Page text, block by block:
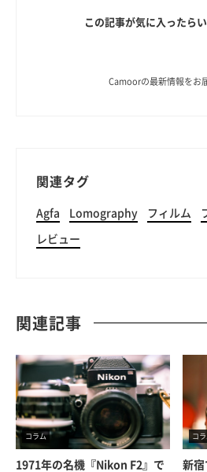
この記事が気に入ったら
Camoorの最新情報をお
関連タグ
Agfa Lomography フィルム
レビュー
関連記事
コラム
1971年の名機『Nikon F2』で
コラ
新宿